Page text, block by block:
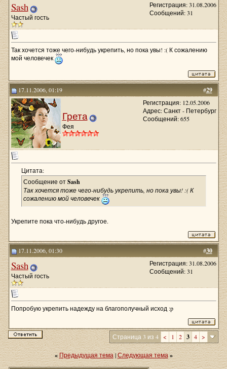
Sash
Частый гость
Регистрация: 31.08.2006
Сообщений: 31
Так хочется тоже чего-нибудь укрепить, но пока увы! :( К сожалению
мой человечек
#29
17.11.2006, 01:19
Грета
Фея
Регистрация: 12.05.2006
Адрес: Санкт - Петербург
Сообщений: 655
Цитата:
Сообщение отSash
Так хочется тоже чего-нибудь укрепить, но пока увы! :( К
сожалению мой человечек
Укрепите пока что-нибудь другое.
#30
17.11.2006, 01:30
Sash
Частый гость
Регистрация: 31.08.2006
Сообщений: 31
Попробую укрепить надежду на благополучный исход :p
Страница 3 из 4 < 1 2 3 4 >
«Предыдущая тема|Следующая тема»